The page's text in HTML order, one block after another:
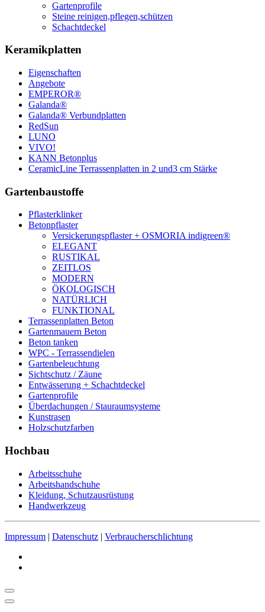
Gartenprofile
Steine reinigen,pflegen,schützen
Schachtdeckel
Keramikplatten
Eigenschaften
Angebote
EMPEROR®
Galanda®
Galanda® Verbundplatten
RedSun
LUNO
VIVO!
KANN Betonplus
CeramicLine Terrassenplatten in 2 und3 cm Stärke
Gartenbaustoffe
Pflasterklinker
Betonpflaster
Versickerungspflaster + OSMORIA indigreen®
ELEGANT
RUSTIKAL
ZEITLOS
MODERN
ÖKOLOGISCH
NATÜRLICH
FUNKTIONAL
Terrassenplatten Beton
Gartenmauern Beton
Beton tanken
WPC - Terrassendielen
Gartenbeleuchtung
Sichtschutz / Zäune
Entwässerung + Schachtdeckel
Gartenprofile
Überdachungen / Stauraumsysteme
Kunstrasen
Holzschutzfarben
Hochbau
Arbeitsschuhe
Arbeitshandschuhe
Kleidung, Schutzausrüstung
Handwerkzeug
Impressum | Datenschutz | Verbraucherschlichtung